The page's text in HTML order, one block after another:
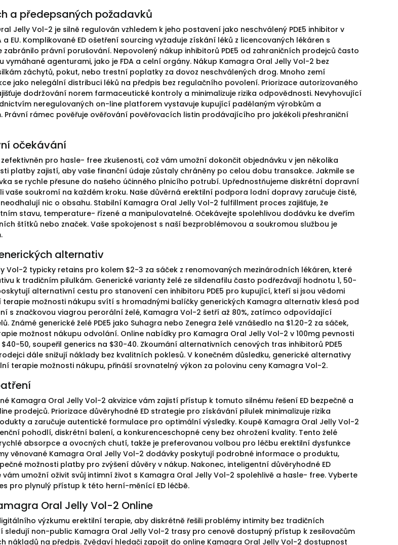
a předepsaných požadavků
Jelly Vol-2 je silně regulován vzhledem k jeho postavení jako neschválený PDE5 inhibitor v
a EU. Komplikované ED ošetření sourcing vyžaduje získání léků z licencovaných lékáren s
zabránilo právní porušování. Nepovolený nákup inhibitorů PDE5 od zahraničních prodejců často
vymáhané agenturami, jako je FDA a celní orgány. Nákup Kamagra Oral Jelly Vol-2 bez
záchytů, pokut, nebo trestní poplatky za dovoz neschválených drog. Mnoho zemí
jako nelegální distribuci léků na předpis bez regulačního povolení. Priorizace autorizovaného
dodržování norem farmaceutické kontroly a minimalizuje rizika odpovědnosti. Nevyhovující
neregulovaných on-line platforem vystavuje kupující padělaným výrobkům a
rámec pověřuje ověřování pověřovacích listin prodávajícího pro jakékoli přeshraniční
očekávání
pro hasle- free zkušenosti, což vám umožní dokončit objednávku v jen několika
platby zajistí, aby vaše finanční údaje zůstaly chráněny po celou dobu transakce. Jakmile se
se rychle přesune do našeho účinného plnicího potrubí. Upřednostňujeme diskrétní dopravní
vaše soukromí na každém kroku. Naše důvěrná erektilní podpora lodní dopravy zaručuje čisté,
nic o obsahu. Stabilní Kamagra Oral Jelly Vol-2 fulfillment proces zajišťuje, že
stavu, temperature- řízené a manipulovatelné. Očekávejte spolehlivou dodávku ke dveřím
štítků nebo značek. Vaše spokojenost s naší bezproblémovou a soukromou službou je
alternativ
Vol-2 typicky retains pro kolem $2-3 za sáček z renomovaných mezinárodních lékáren, které
k tradičním pilulkám. Generické varianty želé ze sildenafilu často podřezávají hodnotu 1, 50-
alternativní cestu pro stanovení cen inhibitoru PDE5 pro kupující, kteří si jsou vědomi
možnosti nákupu svítí s hromadnými balíčky generických Kamagra alternativ klesá pod
s značkovou viagrou perorální želé, Kamagra Vol-2 šetří až 80%, zatímco odpovídající
Známé generické želé PDE5 jako Suhagra nebo Zenegra želé vznášedlo na $1.20-2 za sáček,
možnost nákupu odvolání. Online nabídky pro Kamagra Oral Jelly Vol-2 v 100mg pevnosti
$40-50, soupeřil generics na $30-40. Zkoumání alternativních cenových tras inhibitorů PDE5
dále snižují náklady bez kvalitních poklesů. V konečném důsledku, generické alternativy
terapie možnosti nákupu, přináší srovnatelný výkon za polovinu ceny Kamagra Vol-2.
Kamagra Oral Jelly Vol-2 akvizice vám zajistí přístup k tomuto silnému řešení ED bezpečně a
prodejců. Priorizace důvěryhodné ED strategie pro získávání pilulek minimalizuje rizika
a zaručuje autentické formulace pro optimální výsledky. Koupě Kamagra Oral Jelly Vol-2
pohodlí, diskrétní balení, a konkurenceschopné ceny bez ohrožení kvality. Tento želé
absorpce a ovocných chutí, takže je preferovanou volbou pro léčbu erektilní dysfunkce
věnované Kamagra Oral Jelly Vol-2 dodávky poskytují podrobné informace o produktu,
možnosti platby pro zvýšení důvěry v nákup. Nakonec, inteligentní důvěryhodné ED
umožní oživit svůj intimní život s Kamagra Oral Jelly Vol-2 spolehlivě a hasle- free. Vyberte
pro plynulý přístup k této herní-měnící ED léčbě.
Oral Jelly Vol-2 Online
výzkumu erektilní terapie, aby diskrétně řešili problémy intimity bez tradičních
sledují non-public Kamagra Oral Jelly Vol-2 trasy pro cenově dostupný přístup k zesilovačům
nákladů na předpis. Zvědaví hledači zapojit do online Kamagra Oral Jelly Vol-2 dostupnost